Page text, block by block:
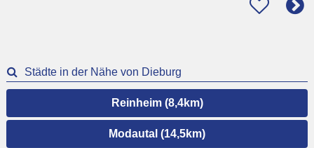
Städte in der Nähe von Dieburg
Reinheim (8,4km)
Modautal (14,5km)